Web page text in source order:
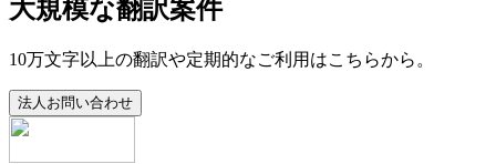
大規模な翻訳案件
10万文字以上の翻訳や定期的なご利用はこちらから。
法人お問い合わせ